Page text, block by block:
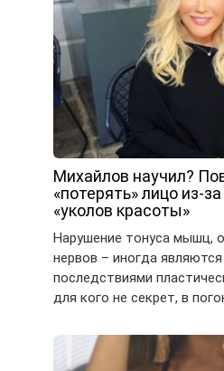
Михайлов научил?
«потерять» лицо из-
«уколов красоты»
Нарушение тонуса мышц,
нервов – иногда
последствиями
для кого не секрет, в